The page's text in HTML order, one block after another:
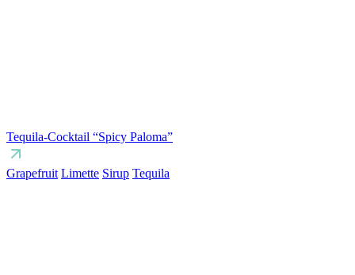
Tequila-Cocktail “Spicy Paloma”
Grapefruit Limette Sirup Tequila